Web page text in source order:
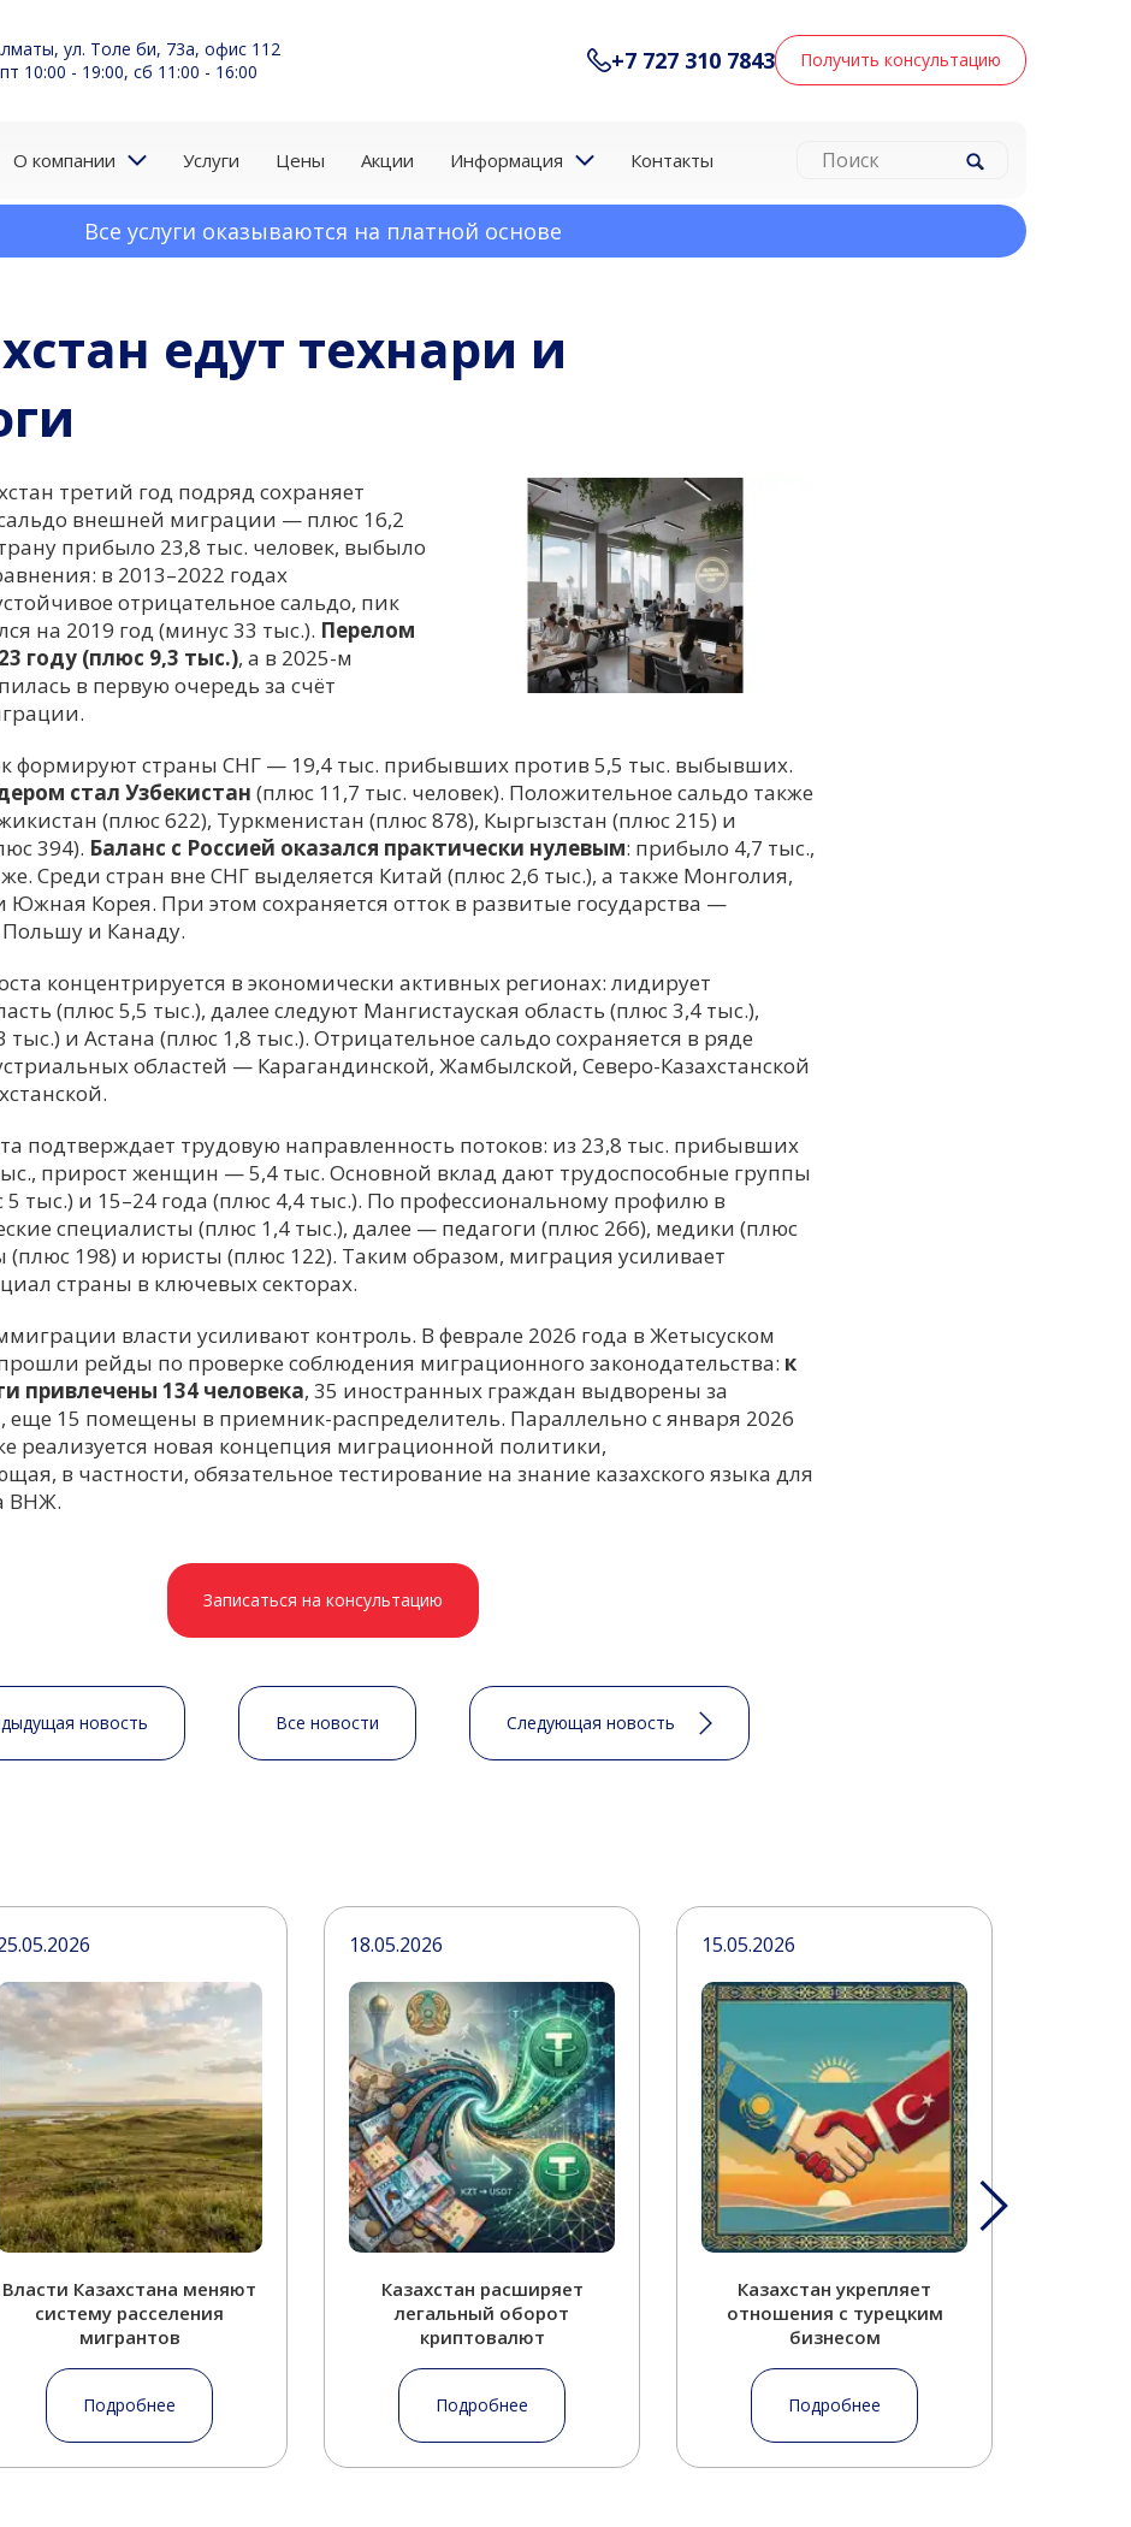
ул. Толе би, 73а, офис 112
10:00 - 19:00, сб 11:00 - 16:00
+7 727 310 7843 Получить консультацию
О компании Услуги Цены Акции Информация Контакты
Все услуги оказываются на платной основе
технари и педагоги
едут технари и
третий год подряд сохраняет
внешней миграции — плюс 16,2
прибыло 23,8 тыс. человек, выбыло
в 2013–2022 годах
отрицательное сальдо, пик
на 2019 год (минус 33 тыс.). Перелом
году (плюс 9,3 тыс.), а в 2025-м
в первую очередь за счёт
формируют страны СНГ — 19,4 тыс. прибывших против 5,5 тыс. выбывших.
стал Узбекистан (плюс 11,7 тыс. человек). Положительное сальдо также
(плюс 622), Туркменистан (плюс 878), Кыргызстан (плюс 215) и
394). Баланс с Россией оказался практически нулевым: прибыло 4,7 тыс.,
Среди стран вне СНГ выделяется Китай (плюс 2,6 тыс.), а также Монголия,
Южная Корея. При этом сохраняется отток в развитые государства —
и Канаду.
концентрируется в экономически активных регионах: лидирует
(плюс 5,5 тыс.), далее следуют Мангистауская область (плюс 3,4 тыс.),
и Астана (плюс 1,8 тыс.). Отрицательное сальдо сохраняется в ряде
областей — Карагандинской, Жамбылской, Северо-Казахстанской
подтверждает трудовую направленность потоков: из 23,8 тыс. прибывших
прирост женщин — 5,4 тыс. Основной вклад дают трудоспособные группы
5 тыс.) и 15–24 года (плюс 4,4 тыс.). По профессиональному профилю в
специалисты (плюс 1,4 тыс.), далее — педагоги (плюс 266), медики (плюс
(плюс 198) и юристы (плюс 122). Таким образом, миграция усиливает
страны в ключевых секторах.
власти усиливают контроль. В феврале 2026 года в Жетысуском
рейды по проверке соблюдения миграционного законодательства: к
привлечены 134 человека, 35 иностранных граждан выдворены за
еще 15 помещены в приемник-распределитель. Параллельно с января 2026
реализуется новая концепция миграционной политики,
в частности, обязательное тестирование на знание казахского языка для
ВНЖ.
Записаться на консультацию
новость Все новости Следующая новость
Власти Казахстана меняют
систему расселения
мигрантов
Подробнее
18.05.2026
Казахстан расширяет
легальный оборот
криптовалют
Подробнее
15.05.2026
Казахстан укрепляет
отношения с турецким
бизнесом
Подробнее